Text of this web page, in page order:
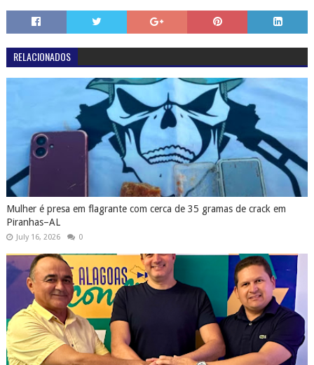
RELACIONADOS
Mulher é presa em flagrante com cerca de 35 gramas de crack em
Piranhas–AL
July 16, 2026 0